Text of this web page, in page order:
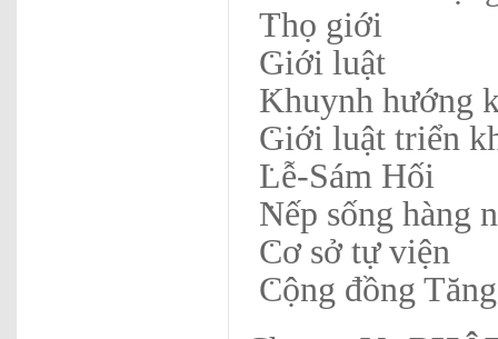
Thọ giới
Giới luật
Khuynh hướng
Giới luật triển
Lễ-Sám Hối
Nếp sống hàng
Cơ sở tự viện
Cộng đồng